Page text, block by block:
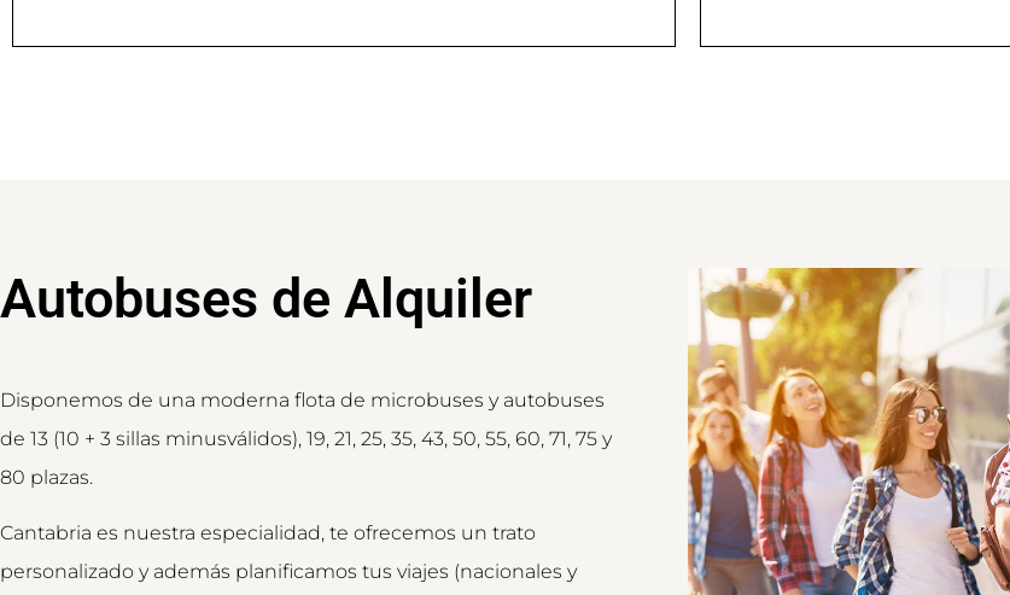
Autobuses de Alquiler
Disponemos de una moderna flota de microbuses y autobuses
de 13 (10 + 3 sillas minusválidos), 19, 21, 25, 35, 43, 50, 55, 60, 71, 75 y
80 plazas.
Cantabria es nuestra especialidad, te ofrecemos un trato
personalizado y además planificamos tus viajes (nacionales y